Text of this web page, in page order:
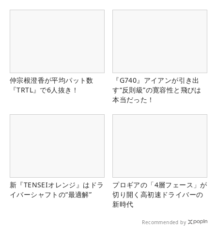
仲宗根澄香が平均パット数
『TRTL』で6人抜き！
『G740』アイアンが引き出
す“反則級”の寛容性と飛びは
本当だった！
新『TENSEIオレンジ』はドラ
イバーシャフトの“最適解”
プロギアの「4層フェース」が
切り開く高初速ドライバーの
新時代
Recommended by